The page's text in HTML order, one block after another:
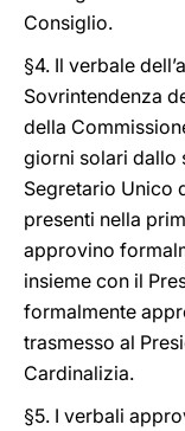
Consiglio.
§4. Il verbale
Sovrintendenza
della
giorni solari dallo
Segretario Unico
presenti nella
approvino
insieme con il
formalmente
trasmesso al
Cardinalizia.
§5. I verbali